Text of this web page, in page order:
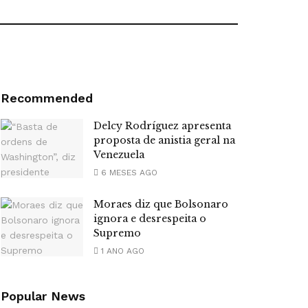
Recommended
Delcy Rodríguez apresenta
proposta de anistia geral na
Venezuela
6 MESES AGO
Moraes diz que Bolsonaro
ignora e desrespeita o
Supremo
1 ANO AGO
Popular News